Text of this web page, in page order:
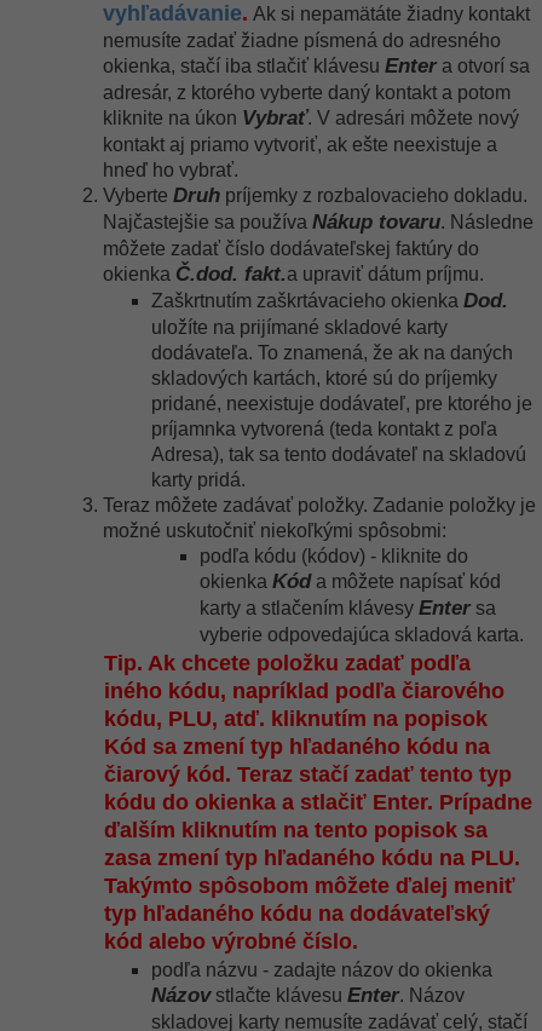
vyhľadávanie. Ak si nepamätáte žiadny kontakt
nemusíte zadať žiadne písmená do adresného
okienka, stačí iba stlačiť klávesu Enter a otvorí sa
adresár, z ktorého vyberte daný kontakt a potom
kliknite na úkon Vybrať. V adresári môžete nový
kontakt aj priamo vytvoriť, ak ešte neexistuje a
hneď ho vybrať.
Vyberte Druh príjemky z rozbalovacieho dokladu.
Najčastejšie sa používa Nákup tovaru. Následne
môžete zadať číslo dodávateľskej faktúry do
okienka Č.dod. fakt.a upraviť dátum príjmu.
Zaškrtnutím zaškrtávacieho okienka Dod.
uložíte na prijímané skladové karty
dodávateľa. To znamená, že ak na daných
skladových kartách, ktoré sú do príjemky
pridané, neexistuje dodávateľ, pre ktorého je
príjamnka vytvorená (teda kontakt z poľa
Adresa), tak sa tento dodávateľ na skladovú
karty pridá.
Teraz môžete zadávať položky. Zadanie položky je
možné uskutočniť niekoľkými spôsobmi:
podľa kódu (kódov) - kliknite do
okienka Kóda môžete napísať kód
karty a stlačením klávesy Enter sa
vyberie odpovedajúca skladová karta.
Tip. Ak chcete položku zadať podľa
iného kódu, napríklad podľa čiarového
kódu, PLU, atď. kliknutím na popisok
Kód sa zmení typ hľadaného kódu na
čiarový kód. Teraz stačí zadať tento typ
kódu do okienka a stlačiť Enter. Prípadne
ďalším kliknutím na tento popisok sa
zasa zmení typ hľadaného kódu na PLU.
Takýmto spôsobom môžete ďalej meniť
typ hľadaného kódu na dodávateľský
kód alebo výrobné číslo.
podľa názvu - zadajte názov do okienka
Názovstlačte klávesu Enter. Názov
skladovej karty nemusíte zadávať celý, stačí